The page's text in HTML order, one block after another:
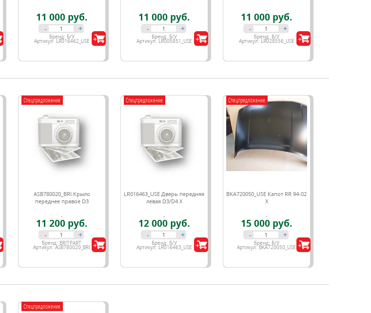
11 000 руб.
- +
Бренд: Б/У
Артикул: LR016462_USE
11 000 руб.
- +
Бренд: Б/У
Артикул: LR005851_USE
11 000 руб.
- +
Бренд: Б/У
Артикул: LR028556_USE
Спецпредложение
ASB780020_BRI Крыло
переднее правое D3
11 200 руб.
- +
Бренд: BRITPART
Артикул:ASB780020_BRI
Спецпредложение
LR016463_USE Дверь передняя
левая D3/D4 Х
12 000 руб.
- +
Бренд: Б/У
Артикул: LR016463_USE
Спецпредложение
BKA720050_USE Капот RR 94-02
X
15 000 руб.
- +
Бренд: Б/У
Артикул: BKA720050_USE
Спецпредложение